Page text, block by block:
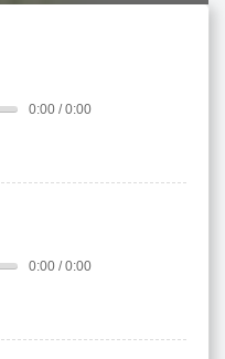
0:00 / 0:00
0:00 / 0:00